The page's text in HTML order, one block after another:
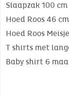
Slaapzak 100 cm
Hoed Roos 46 cm
Hoed Roos
T shirts met
Baby shirt 6